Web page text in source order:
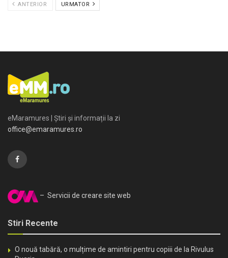
ANTERIOR URMATOR
eMaramures | Știri și informații la zi
office@emaramures.ro
– Servicii de creare site web
Stiri Recente
O nouă tabără, o mulțime de amintiri pentru copiii de la Rivulus